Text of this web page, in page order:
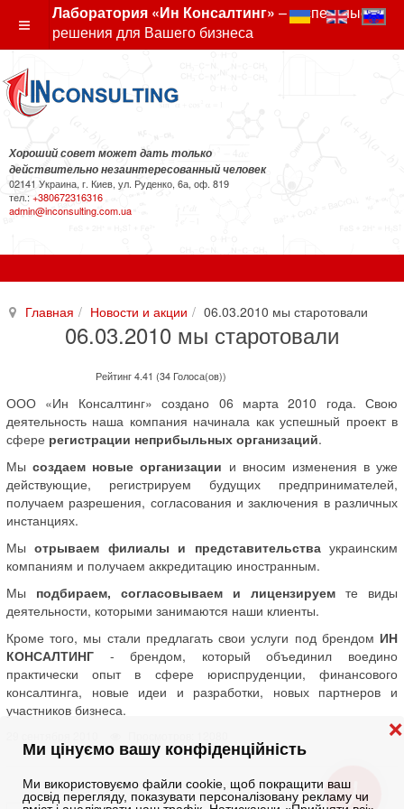
Ми цінуємо вашу конфіденційність
Ми використовуємо файли cookie, щоб покращити ваш
досвід перегляду, показувати персоналізовану рекламу чи
❌
Лаборатория «Ин Консалтинг» – экспертные
решения для Вашего бизнеса
Хороший совет может дать только
действительно незаинтересованный человек
02141 Украина, г. Киев, ул. Руденко, 6а, оф. 819
тел.: +380672316316
admin@inconsulting.com.ua
Главная Новости и акции 06.03.2010 мы старотовали
06.03.2010 мы старотовали
Рейтинг 4.41 (34 Голоса(ов))
ООО «Ин Консалтинг» создано 06 марта 2010 года. Свою
деятельность наша компания начинала как успешный проект в
сфере регистрации неприбыльных организаций.
Мысоздаем новые организации и вносим изменения в уже
действующие, регистрируем будущих предпринимателей,
получаем разрешения, согласования и заключения в различных
инстанциях.
Мыотрываем филиалы и представительстваукраинским
компаниям и получаем аккредитацию иностранным.
Мы подбираем, согласовываем и лицензируем те виды
деятельности, которыми занимаются наши клиенты.
Кроме того, мы стали предлагать свои услуги под брендом ИН
КОНСАЛТИНГ - брендом, который объединил воедино
практически опыт в сфере юриспруденции, финансового
консалтинга, новые идеи и разработки, новых партнеров и
участников бизнеса.
ЗВ'ЯЗКУ